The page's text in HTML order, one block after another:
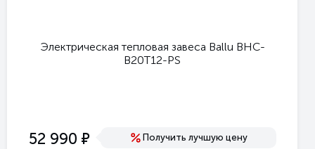
Электрическая тепловая завеса Ballu BHC-
B20T12-PS
52 990 е Получить лучшую цену